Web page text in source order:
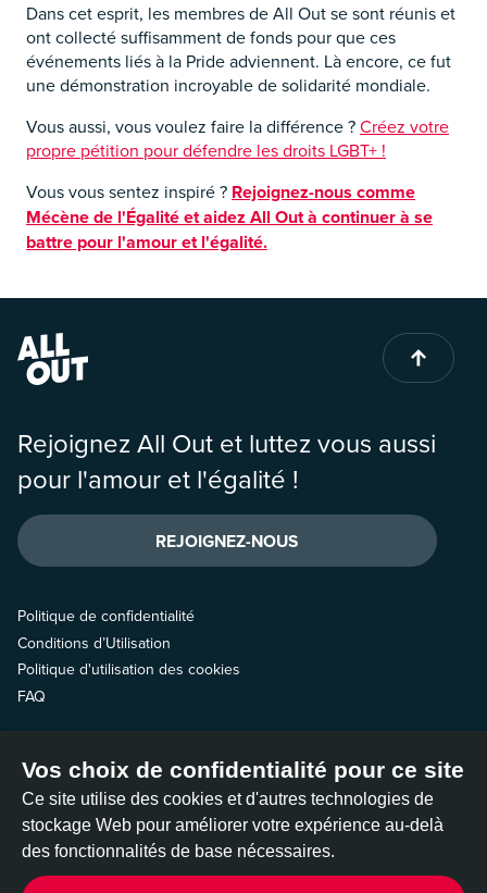
Dans cet esprit, les membres de All Out se sont réunis et
ont collecté suffisamment de fonds pour que ces
événements liés à la Pride adviennent. Là encore, ce fut
une démonstration incroyable de solidarité mondiale.
Vous aussi, vous voulez faire la différence ?Créez votre
propre pétition pour défendre les droits LGBT+ !
Vous vous sentez inspiré ? Rejoignez-nous comme
Mécène de l'Égalité et aidez All Out à continuer à se
battre pour l'amour et l'égalité.
Rejoignez All Out et luttez vous aussi
pour l'amour et l'égalité !
REJOIGNEZ-NOUS
Politique de confidentialité
Conditions d’Utilisation
Politique d'utilisation des cookies
FAQ
Suivez-nous
Vos choix de confidentialité pour ce site
Ce site utilise des cookies et d'autres technologies de
stockage Web pour améliorer votre expérience au-delà
des fonctionnalités de base nécessaires.